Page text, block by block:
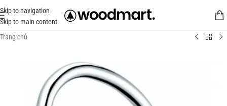
Skip to navigation
Skip to main content
Trang chủ